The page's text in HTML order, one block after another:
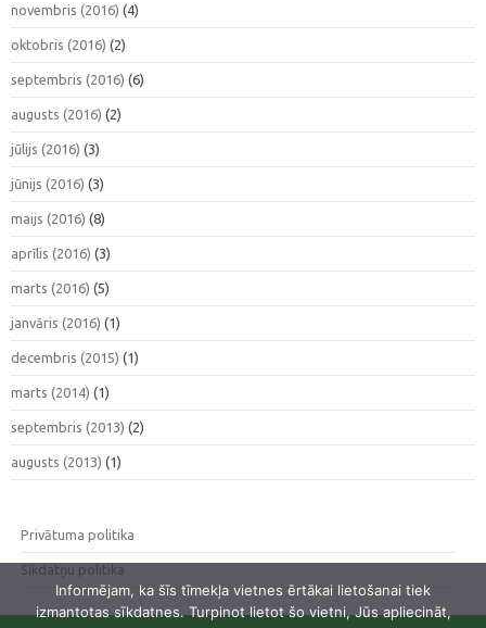
novembris (2016) (4)
oktobris (2016) (2)
septembris (2016) (6)
augusts (2016) (2)
jūlijs (2016) (3)
jūnijs (2016) (3)
maijs (2016) (8)
aprīlis (2016) (3)
marts (2016) (5)
janvāris (2016) (1)
decembris (2015) (1)
marts (2014) (1)
septembris (2013) (2)
augusts (2013) (1)
Privātuma politika
Sīkdatņu politika
Informējam, ka šīs tīmekļa vietnes ērtākai lietošanai tiek
izmantotas sīkdatnes. Turpinot lietot šo vietni, Jūs apliecināt,